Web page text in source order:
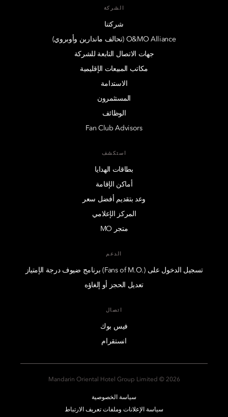
الشركة
شركتنا
O&MO Alliance (تحالف ماندارين وأوبروي)
جهات الاتصال التابعة للشركة
مكاتب المبيعات الإقليمية
الاستدامة
المستثمرون
الوظائف
Fan Club Advisors
استكشف
بطاقات الهدايا
أماكن الإقامة
وعد بتقديم أفضل سعر
المركز الإعلامي
متجر MO
الدعم
تسجيل الدخول على (.Fans of M.O) برنامج ضيوف درجة الإمتياز
تعديل الحجز أو إلغاؤه
اتصال
فيس بوك
انستقرام
2026 © Mandarin Oriental Hotel Group Limited
سياسة الخصوصية
سياسة الإعلانات وملفات تعريف الارتباط